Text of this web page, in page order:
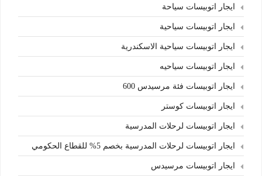
ايجار اتوبيسات سياحة
ايجار اتوبيسات سياحية
ايجار اتوبيسات سياحية الاسكندرية
ايجار اتوبيسات سياحيه
ايجار اتوبيسات فئة مرسيدس 600
ايجار اتوبيسات كوستر
ايجار اتوبيسات لرحلات المدرسية
ايجار اتوبيسات لرحلات المدرسية بخصم 5% للقطاع الحكومي
ايجار اتوبيسات مرسيدس